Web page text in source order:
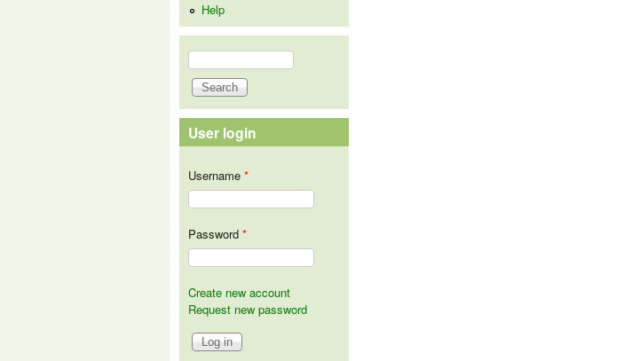
Help
Search form
Search
User login
Username *
Password *
Create new account
Request new password